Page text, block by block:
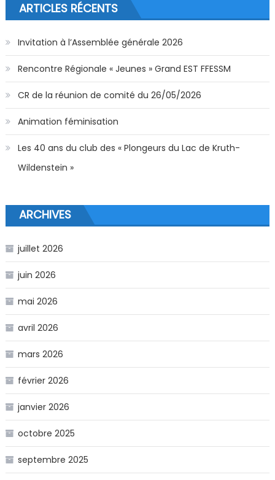
ARTICLES RÉCENTS
Invitation à l’Assemblée générale 2026
Rencontre Régionale « Jeunes » Grand EST FFESSM
CR de la réunion de comité du 26/05/2026
Animation féminisation
Les 40 ans du club des « Plongeurs du Lac de Kruth-
Wildenstein »
ARCHIVES
juillet 2026
juin 2026
mai 2026
avril 2026
mars 2026
février 2026
janvier 2026
octobre 2025
septembre 2025